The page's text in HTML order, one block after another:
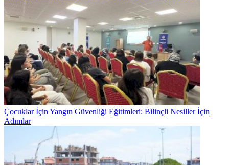
Çocuklar İçin Yangın Güvenliği Eğitimleri: Bilinçli Nesiller İçin
Adımlar